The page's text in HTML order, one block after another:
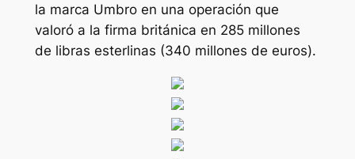
la marca Umbro en una operación que
valoró a la firma británica en 285 millones
de libras esterlinas (340 millones de euros).